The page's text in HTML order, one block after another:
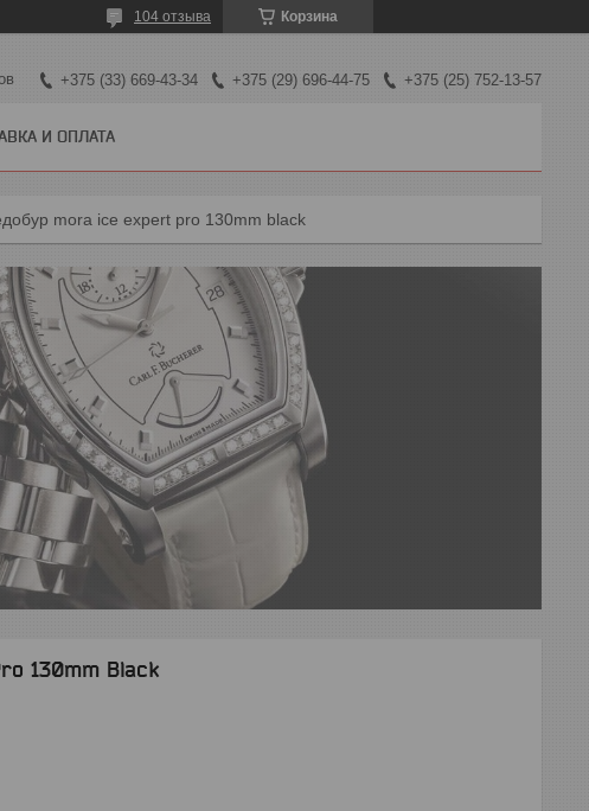
Корзина
104 отзыва
+375 (33) 669-43-34 +375 (29) 696-44-75 +375 (25) 752-13-57
И ОПЛАТА
mora ice expert pro 130mm black
130mm Black